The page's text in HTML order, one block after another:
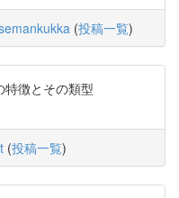
(投稿一覧)
徴とその類型
(投稿一覧)